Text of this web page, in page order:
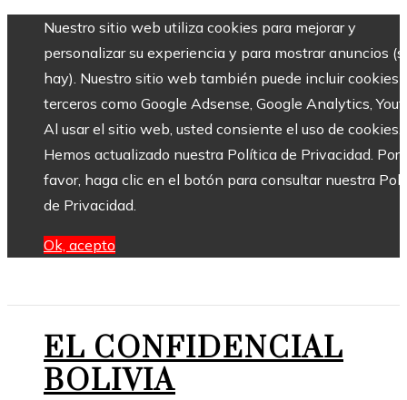
Nuestro sitio web utiliza cookies para mejorar y
personalizar su experiencia y para mostrar anuncios
hay). Nuestro sitio web también puede incluir cookies
terceros como Google Adsense, Google Analytics,
Al usar el sitio web, usted consiente el uso de cookies.
Hemos actualizado nuestra Política de Privacidad. Por
favor, haga clic en el botón para consultar nuestra
de Privacidad.
Ok, acepto
EL CONFIDENCIAL
BOLIVIA